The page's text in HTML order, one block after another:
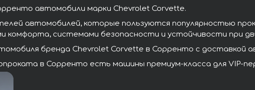
автомобили марки Chevrolet Corvette.
автомобилей, которые пользуются популярностью
комфорта, системами безопасности и устойчивости при
бренда Chevrolet Corvette в Сорренто с доставкой
в Сорренто есть машины премиум-класса для VIP-